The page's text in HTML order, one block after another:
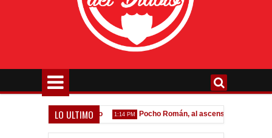
LO ULTIMO
formal por Lomónaco 1:14 PM Pocho Román, al ascenso holandés